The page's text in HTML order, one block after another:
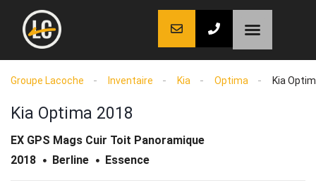
Groupe Lacoche Inventaire Kia Optima Kia
Kia Optima 2018
EX GPS Mags Cuir Toit Panoramique
2018
Berline Essence